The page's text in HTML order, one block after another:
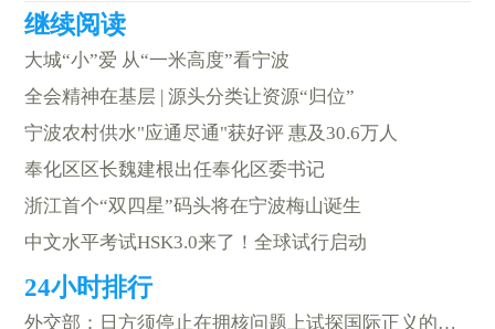
大城“小”爱 从“一米高度”看宁波
全会精神在基层 | 源头分类让资源“归位”
宁波农村供水"应通尽通"获好评 惠及30.6万人
奉化区区长魏建根出任奉化区委书记
浙江首个“双四星”码头将在宁波梅山诞生
中文水平考试HSK3.0来了！全球试行启动
外交部：日方须停止在拥核问题上试探国际正义的底线红线